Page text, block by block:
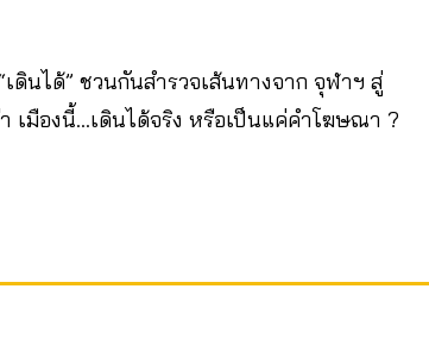
ดินได้” ชวนกันสำรวจเส้นทางจาก จุฬาฯ สู่
เมืองนี้…เดินได้จริง หรือเป็นแค่คำโฆษณา ?